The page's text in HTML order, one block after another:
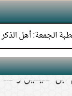
الجمعة: أهل الذكر
عثيمين رحمه
ما استطعتم
كتبت أيديهم
من التنظيمات